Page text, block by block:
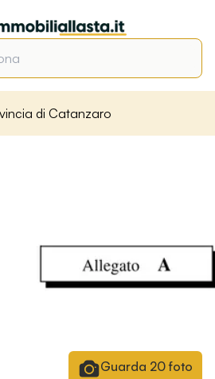
di Catanzaro
Guarda 20foto